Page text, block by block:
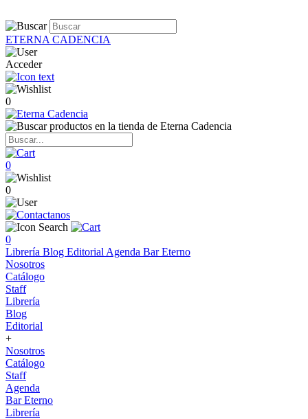
ETERNA CADENCIA
Acceder
0
0
0
0
Librería Blog Editorial Agenda Bar Eterno
Nosotros
Catálogo
Staff
Librería
Blog
Editorial
+
Nosotros
Catálogo
Staff
Agenda
Bar Eterno
Librería